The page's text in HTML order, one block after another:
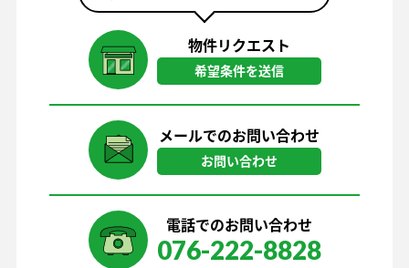
物件リクエスト
希望条件を送信
メールでのお問い合わせ
お問い合わせ
電話でのお問い合わせ
076-222-8828